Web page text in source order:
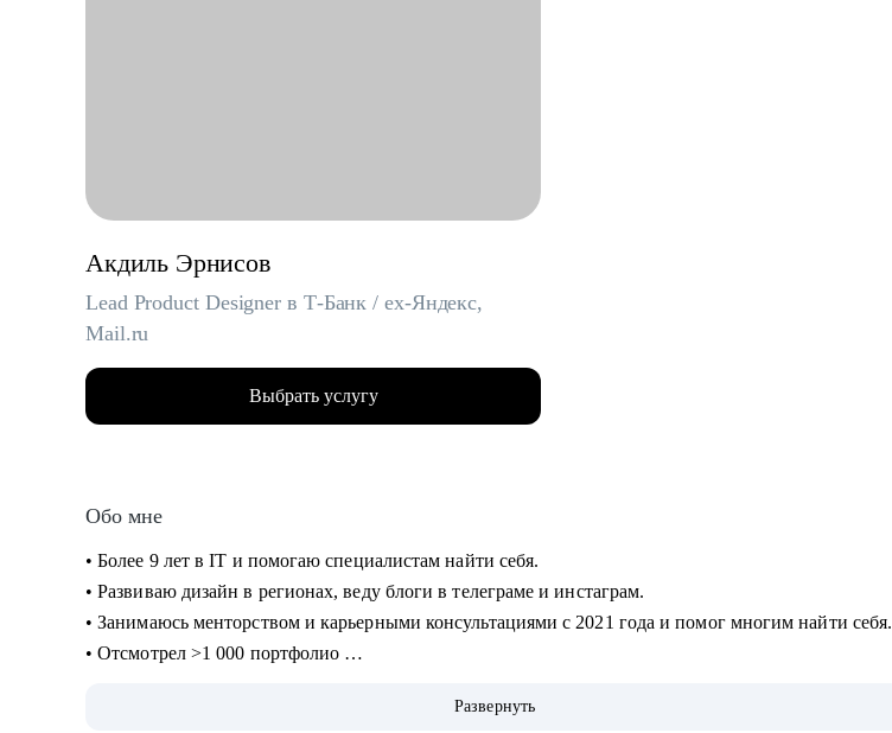
Акдиль Эрнисов
Lead Product Designer в Т-Банк / ex-Яндекс,
Mail.ru
Выбрать услугу
Обо мне
• Более 9 лет в IT и помогаю специалистам найти себя.
• Развиваю дизайн в регионах, веду блоги в телеграме и инстаграм.
• Занимаюсь менторством и карьерными консультациями с 2021 года и помог многим найти себя.
• Отсмотрел >1 000 портфолио
Развернуть